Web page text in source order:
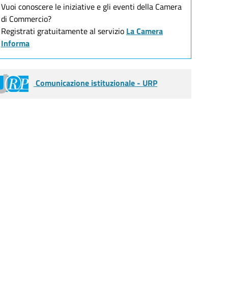
Vuoi conoscere le iniziative e gli eventi della Camera
di Commercio?
Registrati gratuitamente al servizio La Camera
Informa
Comunicazione istituzionale - URP